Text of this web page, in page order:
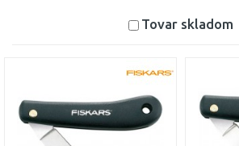
Tovar skladom